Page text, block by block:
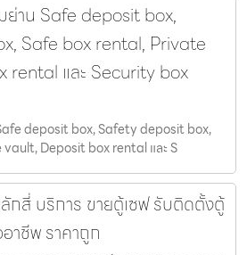
ย่าน Safe deposit box,
Safe box rental, Private
rental และ Security box
deposit box, Safety deposit box,
Deposit box rental และ S
กสี่ บริการ ขายตู้เซฟ รับติดตั้งตู้
าชีพ ราคาถูก